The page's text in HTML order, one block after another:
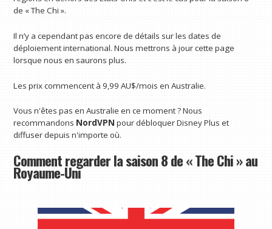
de « The Chi ».
Il n’y a cependant pas encore de détails sur les dates de
déploiement international. Nous mettrons à jour cette page
lorsque nous en saurons plus.
Les prix commencent à 9,99 AU$/mois en Australie.
Vous n'êtes pas en Australie en ce moment ? Nous
recommandons NordVPN pour débloquer Disney Plus et
diffuser depuis n'importe où.
Comment regarder la saison 8 de « The Chi » au
Royaume-Uni